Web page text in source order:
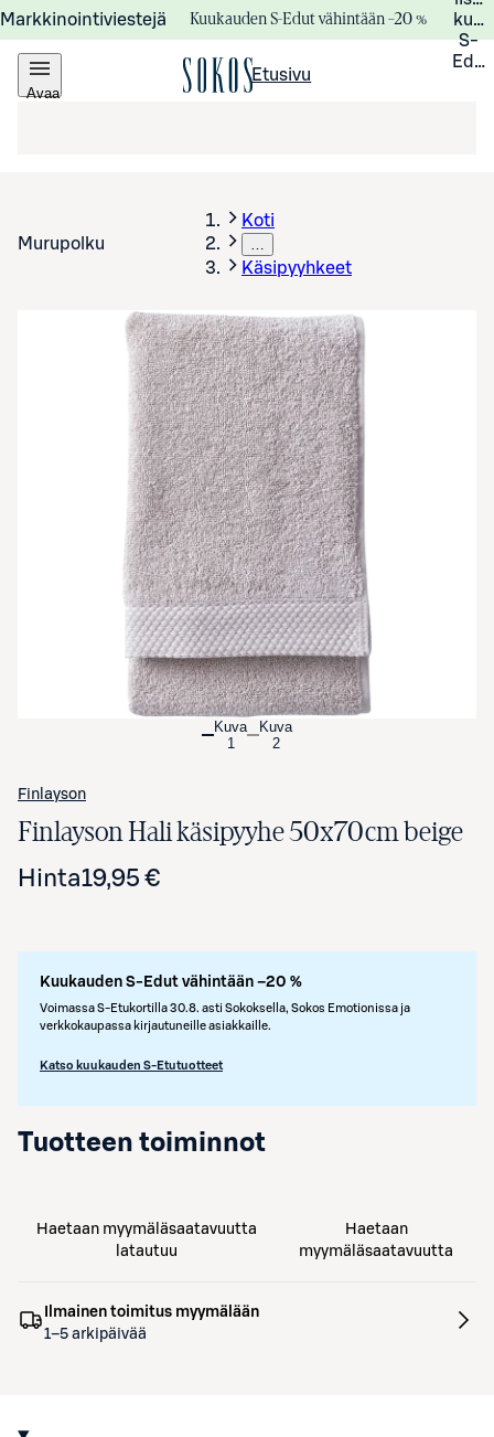
Markkinointiviestejä Kuukauden S-Edut vähintään –20 %
S-
Avaa
Etusivu
Murupolku
Koti
…
Käsipyyhkeet
Avaa tuotekuva suurennettuna
Kuva
1
Kuva
2
Finlayson
Finlayson Hali käsipyyhe 50x70cm beige
Hinta19,95 €
Kuukauden S-Edut vähintään –20 %
Voimassa S-Etukortilla 30.8. asti Sokoksella, Sokos Emotionissa ja
verkkokaupassa kirjautuneille asiakkaille.
Katso kuukauden S-Etutuotteet
Tuotteen toiminnot
Haetaan myymäläsaatavuutta
latautuu
Haetaan
myymäläsaatavuutta
Ilmainen toimitus myymälään
1–5 arkipäivää